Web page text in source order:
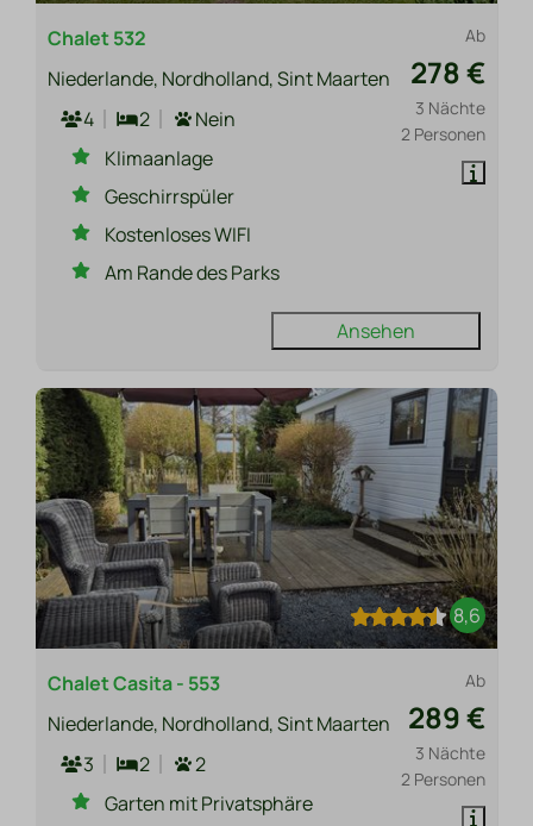
Ab
278 €
3 Nächte
2 Personen
Chalet 532
Niederlande, Nordholland, Sint Maarten
4
2
Nein
Klimaanlage
Geschirrspüler
Kostenloses WIFI
Am Rande des Parks
Ansehen
8,6
Ab
289 €
3 Nächte
2 Personen
Chalet Casita - 553
Niederlande, Nordholland, Sint Maarten
3
2
2
Garten mit Privatsphäre